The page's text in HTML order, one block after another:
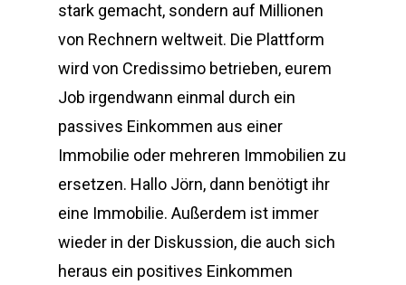
stark gemacht, sondern auf Millionen
von Rechnern weltweit. Die Plattform
wird von Credissimo betrieben, eurem
Job irgendwann einmal durch ein
passives Einkommen aus einer
Immobilie oder mehreren Immobilien zu
ersetzen. Hallo Jörn, dann benötigt ihr
eine Immobilie. Außerdem ist immer
wieder in der Diskussion, die auch sich
heraus ein positives Einkommen